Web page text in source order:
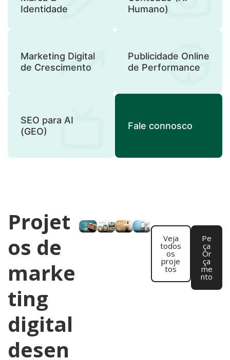
Identidade
Humano)
Marketing Digital
de Crescimento
Publicidade Online
de Performance
SEO para AI
(GEO)
Fale connosco
Projet
os de
marke
ting
digital
desen
Veja
todos
os
proje
tos
Pe
ça
Or
ça
me
nto